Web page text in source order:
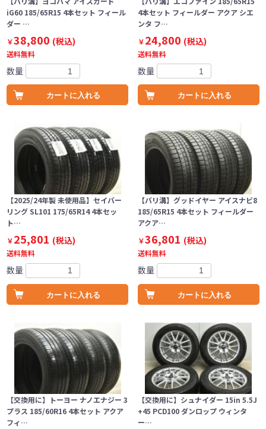
iG60 185/65R15 4本セット フィール
ダー …
￥38,800 (税込)
送料無料
数量
カートに入れる
4本セット フィールダー アクア シエ
ンタ フ…
￥24,800 (税込)
送料無料
数量
カートに入れる
【2025/24年製 未使用品】セイバー
リング SL101 175/65R14 4本セッ
ト…
￥25,801 (税込)
送料無料
数量
カートに入れる
【バリ溝】グッドイヤー アイスナビ8
185/65R15 4本セット フィールダー
アクア…
￥36,801 (税込)
送料無料
数量
カートに入れる
【交換用に】トーヨー ナノエナジー 3
プラス 185/60R16 4本セット アクア
フィ…
【交換用に】シュナイダー 15in 5.5J
+45 PCD100 ダンロップ ウィンタ
ー…